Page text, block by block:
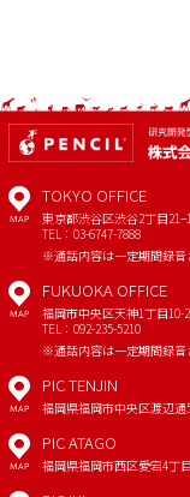
MAP
TOKYO OFFICE
東京都渋谷区渋谷2丁目
TEL：03-6747-7888
※通話内容は一定期間録音
MAP
FUKUOKA OFFICE
福岡市中央区天神1丁目10-
TEL：092-235-5210
※通話内容は一定期間録音
MAP
PIC TENJIN
福岡県福岡市中央区渡辺通
MAP
PIC ATAGO
福岡県福岡市西区愛宕4丁